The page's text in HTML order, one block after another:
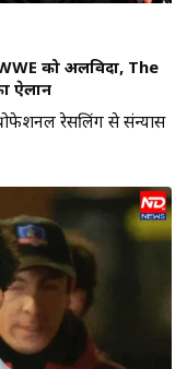
को अलविदा, The
ऐलान
रेसलिंग से संन्यास